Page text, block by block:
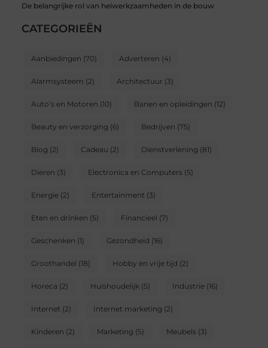
De belangrijke rol van heiwerkzaamheden in de bouw
CATEGORIEËN
Aanbiedingen (70) Adverteren (4)
Alarmsysteem (2) Architectuur (3)
Auto’s en Motoren (10) Banen en opleidingen (12)
Beauty en verzorging (6) Bedrijven (75)
Blog (2) Cadeau (2) Dienstverlening (81)
Dieren (3) Electronica en Computers(5)
Energie(2) Entertainment (3)
Eten en drinken (5) Financieel (7)
Geschenken (1) Gezondheid (16)
Groothandel (18) Hobby en vrije tijd (2)
Horeca (2) Huishoudelijk (5) Industrie(16)
Internet (2) Internet marketing (2)
Kinderen (2) Marketing (5) Meubels(3)